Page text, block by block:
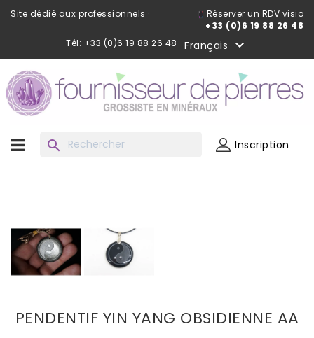
Site dédié aux professionnels ·
Réserver un RDV visio
+33 (0)6 19 88 26 48
Tél: +33 (0)6 19 88 26 48
Français 
search Inscription
PENDENTIF YIN YANG OBSIDIENNE AA